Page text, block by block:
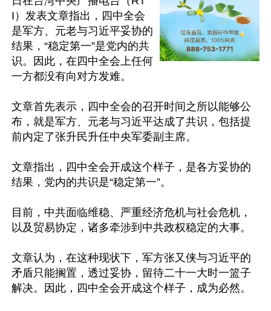
I）发表文章指出，四中全会
是军方、元老与习近平妥协的
结果，“稳定第一”是党内的共
识。因此，在四中全会上任何
一方都没有向对方发难。
文章首先表示，四中全会的召开时间之所以能够公
布，就是军方、元老与习近平达成了共识，包括提
前内定了张升民升任中央军委副主席。
文章指出，四中全会开成这个样子，是各方妥协的
结果，党内的共识是“稳定第一”。
目前，中共面临维稳、严重经济危机与社会危机，
以及贸易协定，诸多牵涉到中共政权稳定的大事。
文章认为，在这种现状下，军方张又侠与习近平的
矛盾只能搁置，透过妥协，留待二十一大时一篮子
解决。因此，四中全会开成这个样子，成为必然。